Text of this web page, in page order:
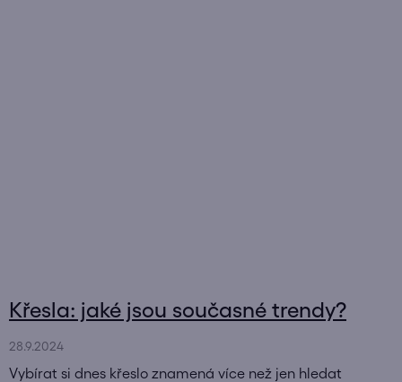
Křesla: jaké jsou současné trendy?
28.9.2024
Vybírat si dnes křeslo znamená více než jen hledat